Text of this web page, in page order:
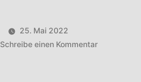
25. Mai 2022
Schreibe einen Kommentarzu